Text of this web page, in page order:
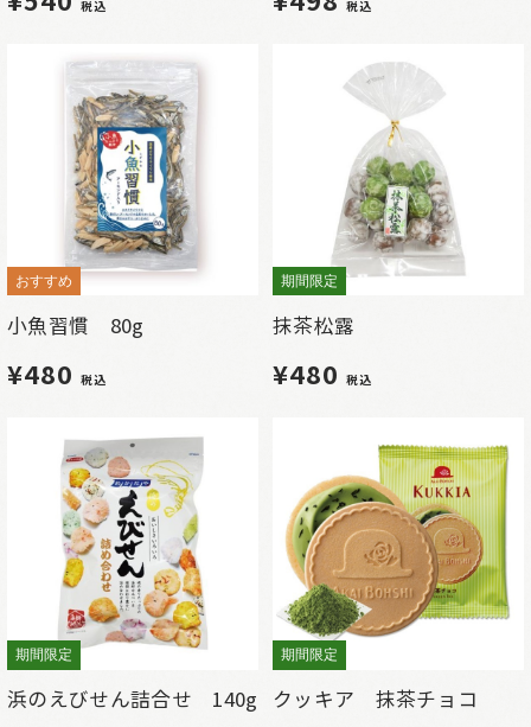
税込 税込
おすすめ
小魚習慣 80g
¥480税込
期間限定
抹茶松露
¥480税込
期間限定
浜のえびせん詰合せ 140g
期間限定
クッキア 抹茶チョコ